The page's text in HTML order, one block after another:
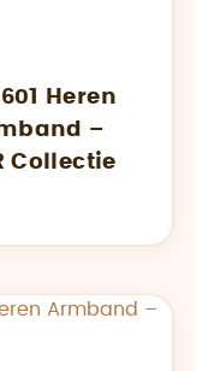
Heren
–
Collectie